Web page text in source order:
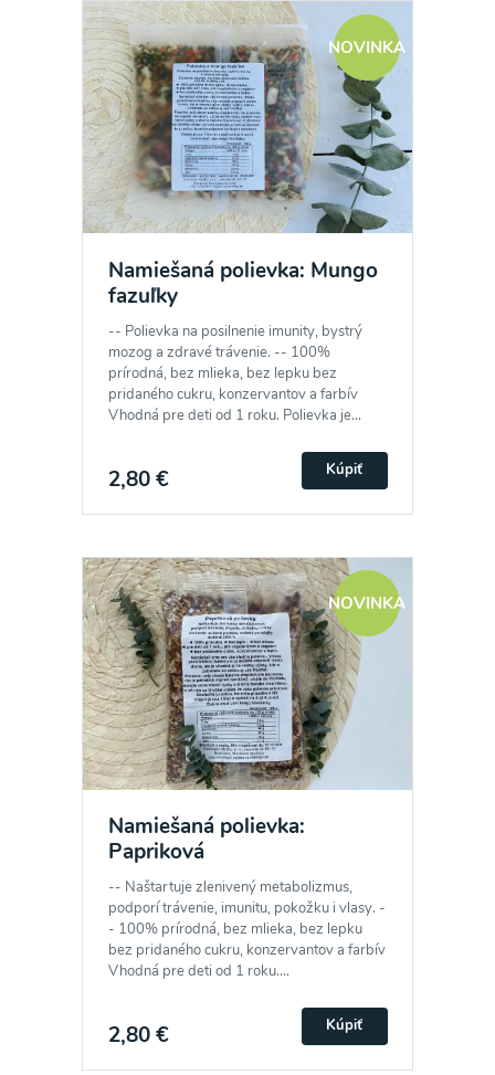
NOVINKA
Namiešaná polievka: Mungo
fazuľky
-- Polievka na posilnenie imunity, bystrý
mozog a zdravé trávenie. -- 100%
prírodná, bez mlieka, bez lepku bez
pridaného cukru, konzervantov a farbív
Vhodná pre deti od 1 roku. Polievka je...
2,80 € Kúpiť
NOVINKA
Namiešaná polievka:
Papriková
-- Naštartuje zlenivený metabolizmus,
podporí trávenie, imunitu, pokožku i vlasy. -
- 100% prírodná, bez mlieka, bez lepku
bez pridaného cukru, konzervantov a farbív
Vhodná pre deti od 1 roku....
2,80 € Kúpiť